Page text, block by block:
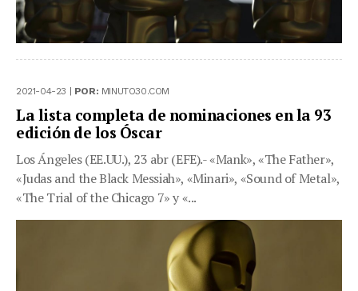
2021-04-23 | POR: MINUTO30.COM
La lista completa de nominaciones en la 93
edición de los Óscar
Los Ángeles (EE.UU.), 23 abr (EFE).- «Mank», «The Father»,
«Judas and the Black Messiah», «Minari», «Sound of Metal»,
«The Trial of the Chicago 7» y «...